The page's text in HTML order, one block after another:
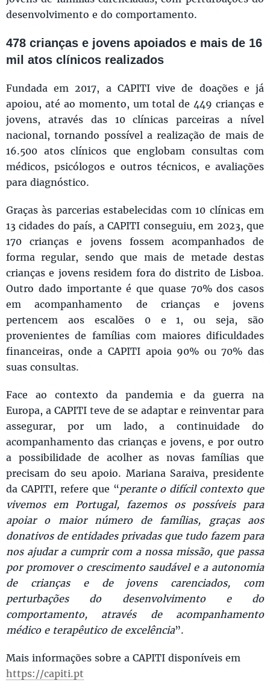
desenvolvimento e do comportamento.
478 crianças e jovens apoiados e mais de 16
mil atos clínicos realizados
Fundada em 2017, a CAPITI vive de doações e já
apoiou, até ao momento, um total de 449 crianças e
jovens, através das 10 clínicas parceiras a nível
nacional, tornando possível a realização de mais de
16.500 atos clínicos que englobam consultas com
médicos, psicólogos e outros técnicos, e avaliações
para diagnóstico.
Graças às parcerias estabelecidas com 10 clínicas em
13 cidades do país, a CAPITI conseguiu, em 2023, que
170 crianças e jovens fossem acompanhados de
forma regular, sendo que mais de metade destas
crianças e jovens residem fora do distrito de Lisboa.
Outro dado importante é que quase 70% dos casos
em acompanhamento de crianças e jovens
pertencem aos escalões 0 e 1, ou seja, são
provenientes de famílias com maiores dificuldades
financeiras, onde a CAPITI apoia 90% ou 70% das
suas consultas.
Face ao contexto da pandemia e da guerra na
Europa, a CAPITI teve de se adaptar e reinventar para
assegurar, por um lado, a continuidade do
acompanhamento das crianças e jovens, e por outro
a possibilidade de acolher as novas famílias que
precisam do seu apoio. Mariana Saraiva, presidente
da CAPITI, refere que “perante o difícil contexto que
vivemos em Portugal, fazemos os possíveis para
apoiar o maior número de famílias, graças aos
donativos de entidades privadas que tudo fazem para
nos ajudar a cumprir com a nossa missão, que passa
por promover o crescimento saudável e a autonomia
de crianças e de jovens carenciados, com
perturbações do desenvolvimento e do
comportamento, através de acompanhamento
médico e terapêutico de excelência”.
Mais informações sobre a CAPITI disponíveis em
https://capiti.pt